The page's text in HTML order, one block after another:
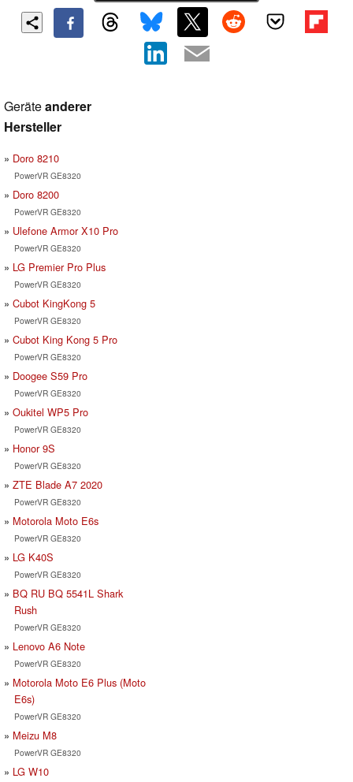
Geräteanderer
Hersteller
Doro 8210
PowerVR GE8320
Doro 8200
PowerVR GE8320
Ulefone Armor X10 Pro
PowerVR GE8320
LG Premier Pro Plus
PowerVR GE8320
Cubot KingKong 5
PowerVR GE8320
Cubot King Kong 5 Pro
PowerVR GE8320
Doogee S59 Pro
PowerVR GE8320
Oukitel WP5 Pro
PowerVR GE8320
Honor 9S
PowerVR GE8320
ZTE Blade A7 2020
PowerVR GE8320
Motorola Moto E6s
PowerVR GE8320
LG K40S
PowerVR GE8320
BQ RU BQ 5541L Shark
Rush
PowerVR GE8320
Lenovo A6 Note
PowerVR GE8320
Motorola Moto E6 Plus (Moto
E6s)
PowerVR GE8320
Meizu M8
PowerVR GE8320
LG W10